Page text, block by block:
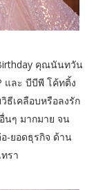
คุณนันทวัน
และ บีบีพี โค้ทติ้ง
ธีเคลือบหรือลงรัก
นๆ มากมาย จน
-ยอดธุรกิจ ด้าน
รา